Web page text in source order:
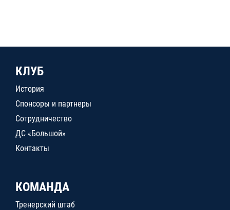
КЛУБ
История
Спонсоры и партнеры
Сотрудничество
ДС «Большой»
Контакты
КОМАНДА
Тренерский штаб